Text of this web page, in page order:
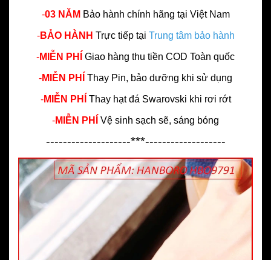
-03 NĂM Bảo hành chính hãng tại Việt Nam
-BẢO HÀNH Trực tiếp tại Trung tâm bảo hành
-MIỄN PHÍ Giao hàng thu tiền COD Toàn quốc
-MIỄN PHÍ Thay Pin, bảo dưỡng khi sử dụng
-MIỄN PHÍ Thay hạt đá Swarovski khi rơi rớt
-MIỄN PHÍ Vệ sinh sạch sẽ, sáng bóng
--------------------***-------------------